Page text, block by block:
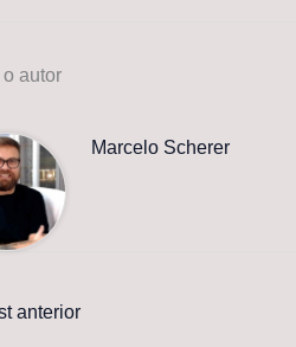
autor
Marcelo Scherer
anterior